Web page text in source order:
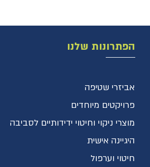
הפתרונות שלנו
אביזרי שטיפה
פרויקטים מיוחדים
מוצרי ניקוי וחיטוי ידידותיים לסביבה
היגיינה אישית
חיטוי וערפול